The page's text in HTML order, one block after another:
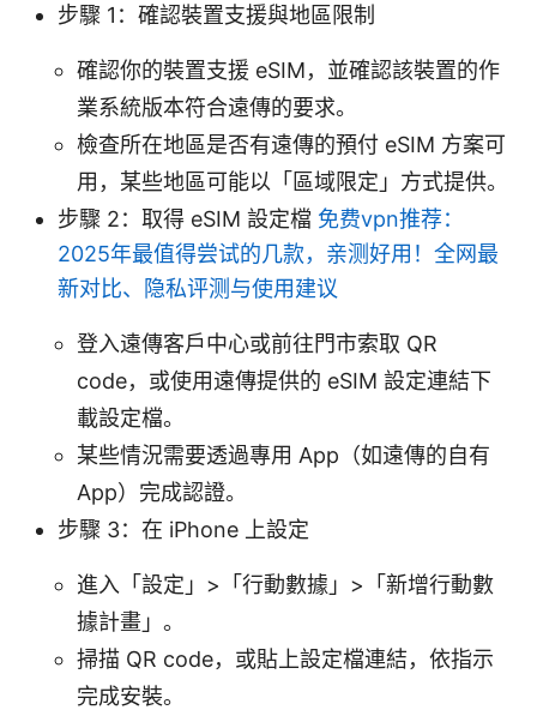
步驟 1：確認裝置支援與地區限制
確認你的裝置支援 eSIM，並確認該裝置的作
業系統版本符合遠傳的要求。
檢查所在地區是否有遠傳的預付 eSIM 方案可
用，某些地區可能以「區域限定」方式提供。
步驟 2：取得 eSIM 設定檔 免费vpn推荐：
2025年最值得尝试的几款，亲测好用！全网最
新对比、隐私评测与使用建议
登入遠傳客戶中心或前往門市索取 QR
code，或使用遠傳提供的 eSIM 設定連結下
載設定檔。
某些情況需要透過專用 App（如遠傳的自有
App）完成認證。
步驟 3：在 iPhone 上設定
進入「設定」>「行動數據」>「新增行動數
據計畫」。
掃描 QR code，或貼上設定檔連結，依指示
完成安裝。